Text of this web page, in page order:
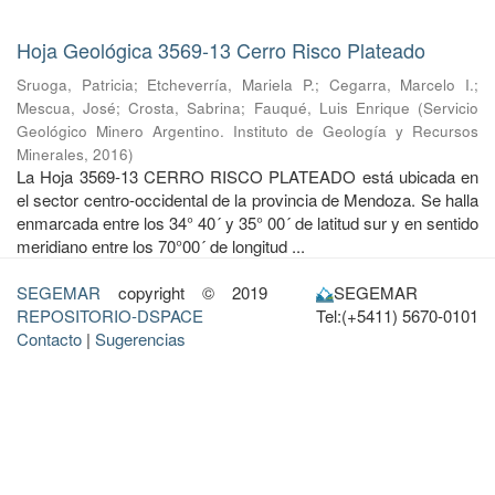
Hoja Geológica 3569-13 Cerro Risco Plateado
Sruoga, Patricia; Etcheverría, Mariela P.; Cegarra, Marcelo I.;
Mescua, José;Crosta, Sabrina; Fauqué, Luis Enrique (Servicio
Geológico Minero Argentino. Instituto de Geología y Recursos
Minerales, 2016)
La Hoja 3569-13 CERRO RISCO PLATEADO está ubicada en
el sector centro-occidental de la provincia de Mendoza. Se halla
enmarcada entre los 34° 40´ y 35° 00´ de latitud sur y en sentido
meridiano entre los 70°00´ de longitud ...
SEGEMAR copyright © 2019
REPOSITORIO-DSPACE
Contacto | Sugerencias
SEGEMAR
Tel:(+5411) 5670-0101